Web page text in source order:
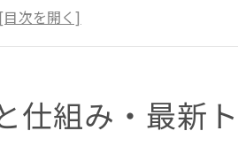
ピーリングサロン・美容皮膚科完全
費用内訳と割引活用術
最大効果引き出すハイブリッドケ
仕組み・最新